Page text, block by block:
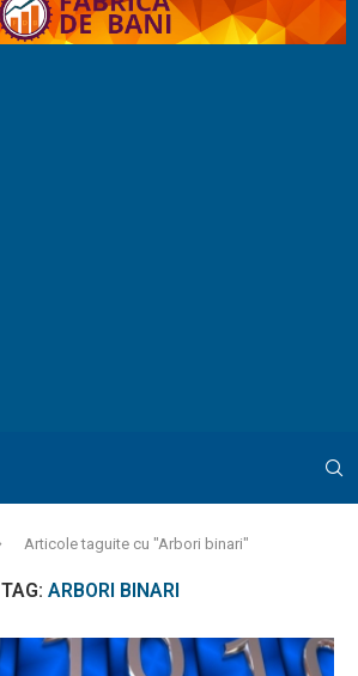
Articole taguite cu "Arbori binari"
TAG: ARBORI BINARI